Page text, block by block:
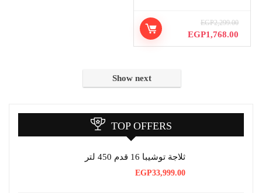
EGP2,299.00
السعر
الأصلي
EGP1,768.00
السعر
الحالي
EGP1,768.00.
Show next
TOP OFFERS
ثلاجة توشيبا 16 قدم 450 لتر
EGP33,999.00